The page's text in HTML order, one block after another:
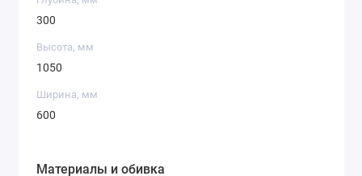
300
Высота, мм
1050
Ширина, мм
600
Материалы и обивка